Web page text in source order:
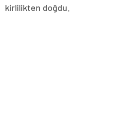
kirlilikten doğdu.